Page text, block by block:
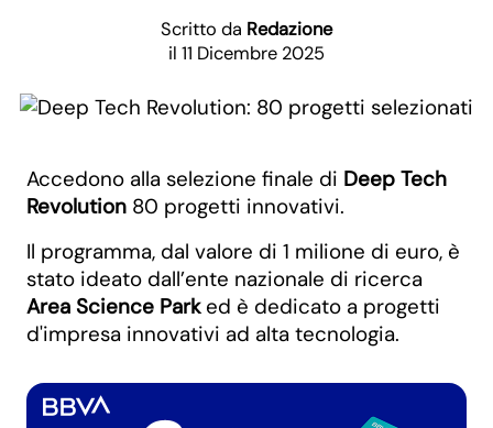
Scritto da Redazione
il 11 Dicembre 2025
Accedono alla selezione finale di Deep Tech
Revolution 80 progetti innovativi.
Il programma, dal valore di 1 milione di euro, è
stato ideato dall’ente nazionale di ricerca
Area Science Parked è dedicato a progetti
d'impresa innovativi ad alta tecnologia.